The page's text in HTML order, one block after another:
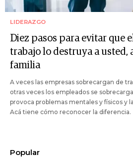
LIDERAZGO
Diez pasos para evitar que
trabajo lo destruya a usted,
familia
A veces las empresas sobrecargan de
otras veces los empleados se
provoca problemas mentales y físicos y
Acá tiene cómo reconocer la diferencia.
Popular